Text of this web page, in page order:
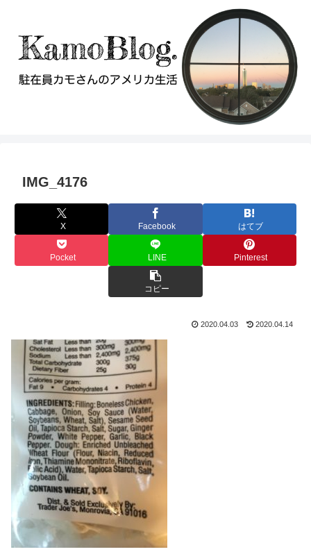
IMG_4176
X Facebook はてブ
Pocket LINE Pinterest
コピー
2020.04.03 2020.04.14